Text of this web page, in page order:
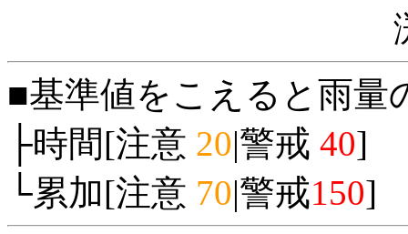
■基準値をこえると雨量
├時間[注意 20|警戒 40]
└累加[注意 70|警戒150]